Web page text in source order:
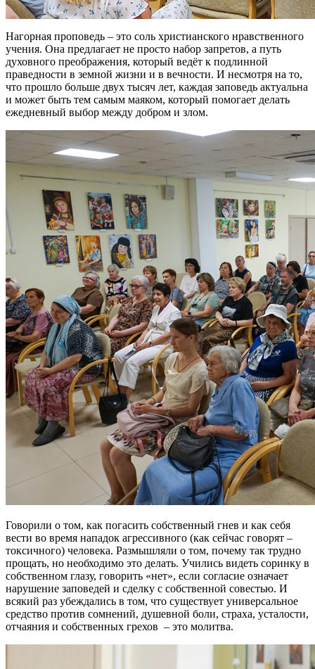
Нагорная проповедь – это соль христианского нравственного
учения. Она предлагает не просто набор запретов, а путь
духовного преображения, который ведёт к подлинной
праведности в земной жизни и в вечности. И несмотря на то,
что прошло больше двух тысяч лет, каждая заповедь актуальна
и может быть тем самым маяком, который помогает делать
ежедневный выбор между добром и злом.
Говорили о том, как погасить собственный гнев и как себя
вести во время нападок агрессивного (как сейчас говорят –
токсичного) человека. Размышляли о том, почему так трудно
прощать, но необходимо это делать. Учились видеть соринку в
собственном глазу, говорить «нет», если согласие означает
нарушение заповедей и сделку с собственной совестью. И
всякий раз убеждались в том, что существует универсальное
средство против сомнений, душевной боли, страха, усталости,
отчаяния и собственных грехов – это молитва.